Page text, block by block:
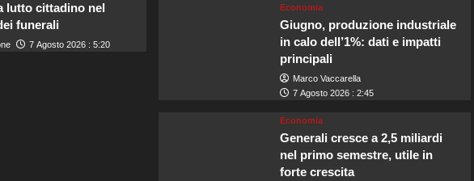
lutto cittadino nel
funerali
7 Agosto 2026 : 5:20
Economia
Giugno, produzione industriale
in calo dell’1%: dati e impatti
principali
Marco Vaccarella
7 Agosto 2026 : 2:45
Economia
Generali cresce a 2,5 miliardi
nel primo semestre, utile in
forte crescita